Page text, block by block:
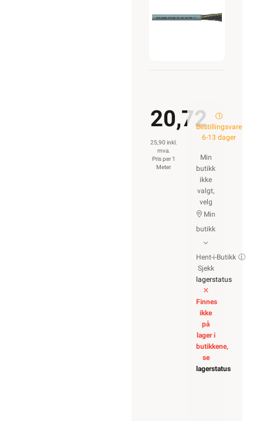
20,72
25,90 inkl.
mva.
Pris per 1
Meter
Bestillingsvare
6-13 dager
Min
butikk
ikke
valgt,
velg
Min
butikk
Hent-i-Butikk
Sjekk
lagerstatus
Finnes
ikke
på
lager i
butikkene,
se
lagerstatus